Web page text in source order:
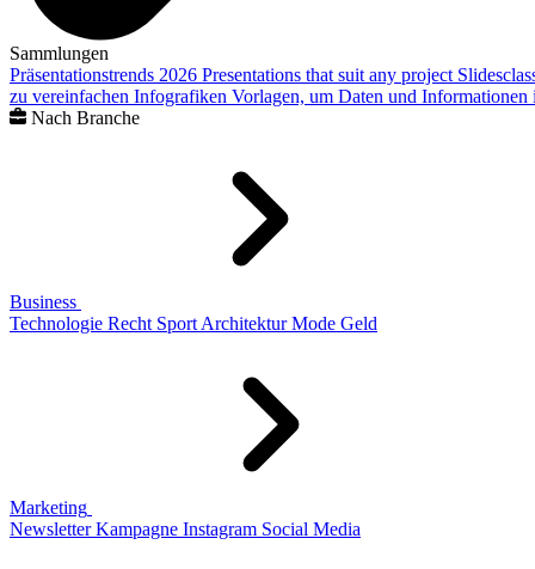
Sammlungen
Präsentationstrends 2026 Presentations that suit any project
zu vereinfachen Infografiken Vorlagen, um Daten und
Nach Branche
Business
Technologie Recht Sport Architektur Mode Geld
Marketing
Newsletter Kampagne Instagram Social Media